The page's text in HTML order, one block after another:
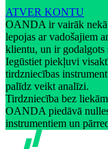
ATVER KONTU
OANDA ir vairāk nekā
lepojas ar vadošajiem
klientu, un ir godalgots
Iegūstiet piekļuvi
tirdzniecības
palīdz veikt analīzi.
Tirdzniecība bez
OANDA piedāvā
instrumentiem un